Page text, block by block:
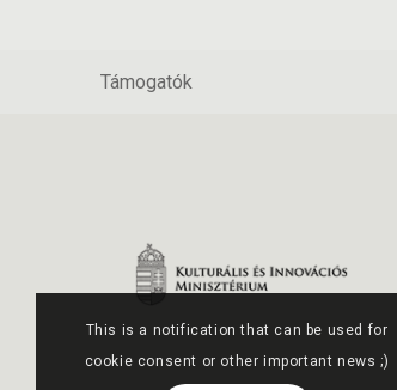
Támogatók
This is a notification that can be used for
cookie consent or other important news ;)